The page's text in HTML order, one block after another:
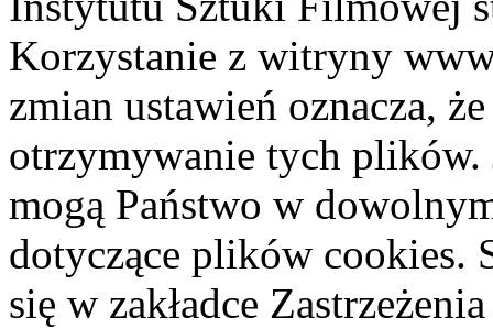
Korzystanie z witryny
zmian ustawień oznacza,
otrzymywanie tych plików.
mogą Państwo w
dotyczące plików cookies.
się w zakładce